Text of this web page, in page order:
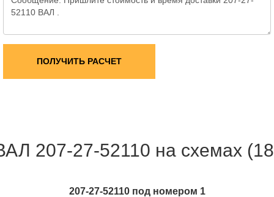
ПОЛУЧИТЬ РАСЧЕТ
207-27-52110 на схемах
207-27-52110 под номером 1